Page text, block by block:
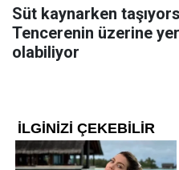
Süt kaynarken
Tencerenin üzerine
olabiliyor